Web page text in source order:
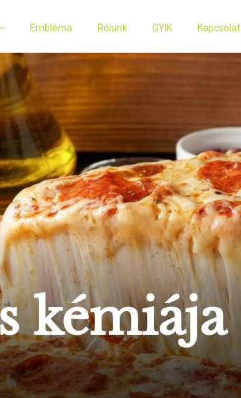
Embléma Rólunk GYIK Kapcsolat
kémiája